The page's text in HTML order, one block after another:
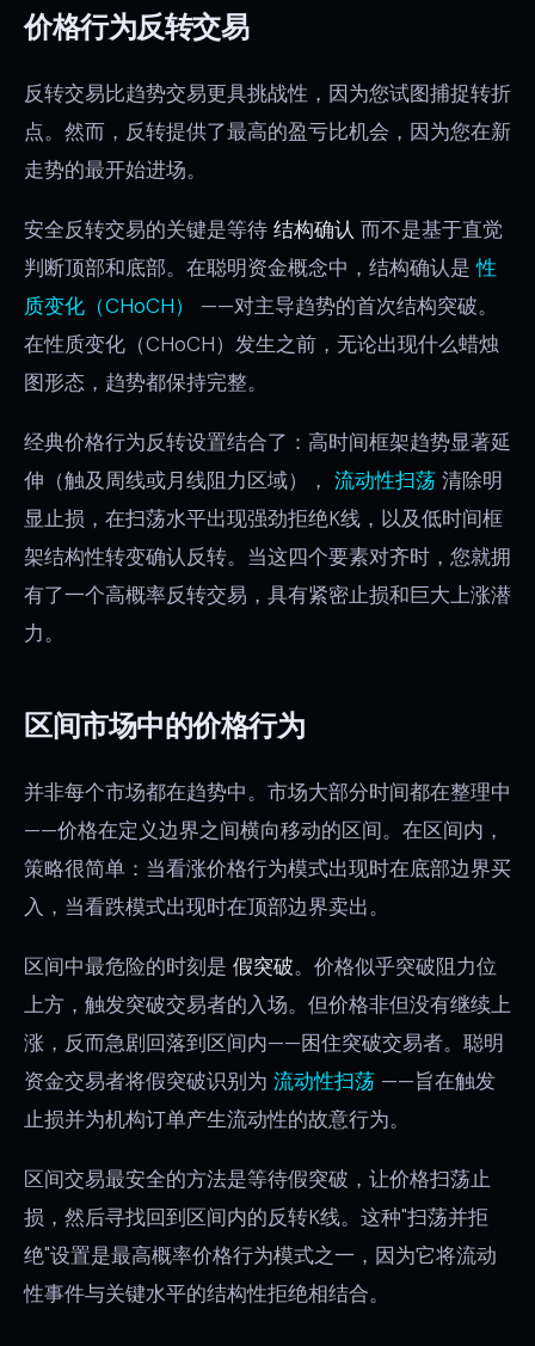
价格行为反转交易
反转交易比趋势交易更具挑战性，因为您试图捕捉转折
点。然而，反转提供了最高的盈亏比机会，因为您在新
走势的最开始进场。
安全反转交易的关键是等待 结构确认 而不是基于直觉
判断顶部和底部。在聪明资金概念中，结构确认是性
质变化（CHoCH）
——对主导趋势的首次结构突破。
在性质变化（CHoCH）发生之前，无论出现什么蜡烛
图形态，趋势都保持完整。
经典价格行为反转设置结合了：高时间框架趋势显著延
伸（触及周线或月线阻力区域）， 流动性扫荡 清除明
显止损，在扫荡水平出现强劲拒绝K线，以及低时间框
架结构性转变确认反转。当这四个要素对齐时，您就拥
有了一个高概率反转交易，具有紧密止损和巨大上涨潜
力。
区间市场中的价格行为
并非每个市场都在趋势中。市场大部分时间都在整理中
——价格在定义边界之间横向移动的区间。在区间内，
策略很简单：当看涨价格行为模式出现时在底部边界买
入，当看跌模式出现时在顶部边界卖出。
区间中最危险的时刻是 假突破。价格似乎突破阻力位
上方，触发突破交易者的入场。但价格非但没有继续上
涨，反而急剧回落到区间内——困住突破交易者。聪明
资金交易者将假突破识别为 流动性扫荡 ——旨在触发
止损并为机构订单产生流动性的故意行为。
区间交易最安全的方法是等待假突破，让价格扫荡止
损，然后寻找回到区间内的反转K线。这种"扫荡并拒
绝"设置是最高概率价格行为模式之一，因为它将流动
性事件与关键水平的结构性拒绝相结合。